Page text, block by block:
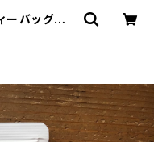
ーバッグ ７
レンド 国
舗